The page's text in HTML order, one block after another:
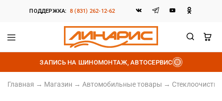
ПОДДЕРЖКА: 8 (831) 262-12-62
Линарис
Продажа
шин,
дисков
и
аккумуляторов
ЗАПИСЬ НА ШИНОМОНТАЖ, АВТОСЕРВИС
Главная → Магазин → Автомобильные товары →